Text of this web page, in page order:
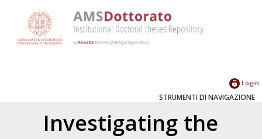
Login
STRUMENTI DI NAVIGAZIONE
Investigating the